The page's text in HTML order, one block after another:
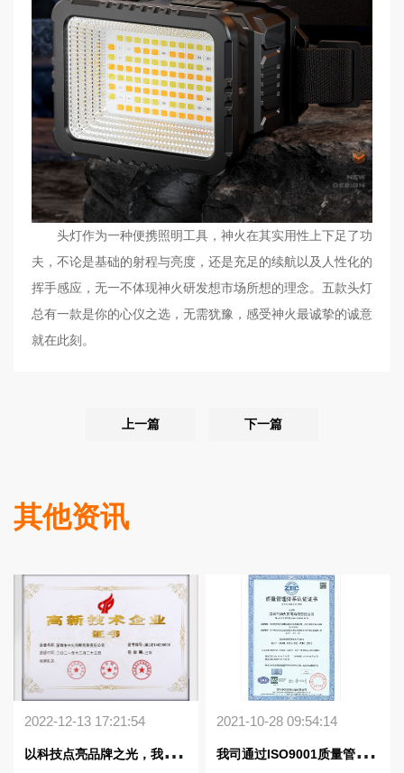
头灯作为一种便携照明工具，神火在其实用性上下足了功
夫，不论是基础的射程与亮度，还是充足的续航以及人性化的
挥手感应，无一不体现神火研发想市场所想的理念。五款头灯
总有一款是你的心仪之选，无需犹豫，感受神火最诚挚的诚意
就在此刻。
上一篇 下一篇
其他资讯
2022-12-13 17:21:54
以
科技点亮品牌之光，我司获得国家高新技术企业认证
2021-10-28 09:54:14
我
司通过ISO9001质量管理体系认证